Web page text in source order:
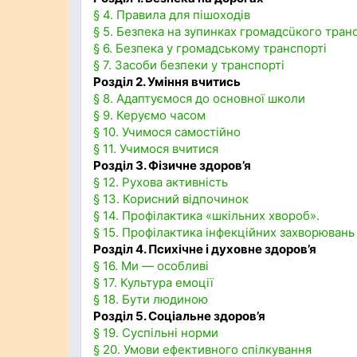
§ 4. Правила для пішоходів
§ 5. Безпека на зупинках громадсüкого
§ 6. Безпека у громадському транспорті
§ 7. Засоби безпеки у транспорті
Розділ 2. Уміння вчитись
§ 8. Адаптуємося до основної школи
§ 9. Керуємо часом
§ 10. Учимося самостійно
§ 11. Учимося вчитися
Розділ 3. Фізичне здоров’я
§ 12. Рухова активність
§ 13. Корисний відпочинок
§ 14. Профілактика «шкільних хвороб».
§ 15. Профілактика інфекційних захворювань
Розділ 4. Психічне і духовне здоров’я
§ 16. Ми — особливі
§ 17. Культура емоції
§ 18. Бути людиною
Розділ 5. Соціальне здоров’я
§ 19. Суспільні норми
§ 20. Умови ефективного спілкування